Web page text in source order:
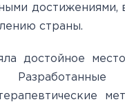
достижениями,
страны.
достойное